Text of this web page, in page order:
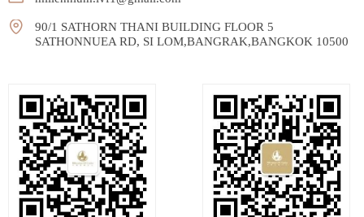
90/1 SATHORN THANI BUILDING FLOOR 5
SATHONNUEA RD, SI LOM,BANGRAK,BANGKOK 10500